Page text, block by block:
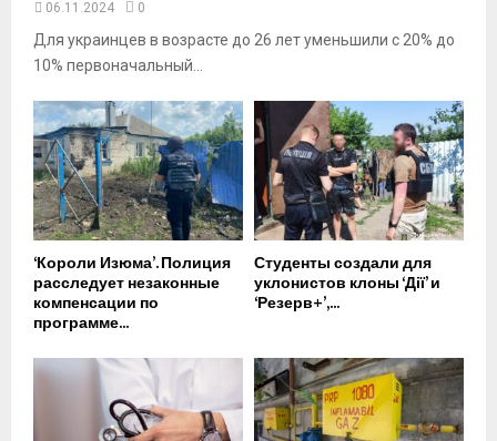
06.11.2024 0
Для украинцев в возрасте до 26 лет уменьшили с 20% до
10% первоначальный...
‘Короли Изюма’. Полиция
расследует незаконные
компенсации по
программе...
Студенты создали для
уклонистов клоны ‘Дії’ и
‘Резерв+’,...